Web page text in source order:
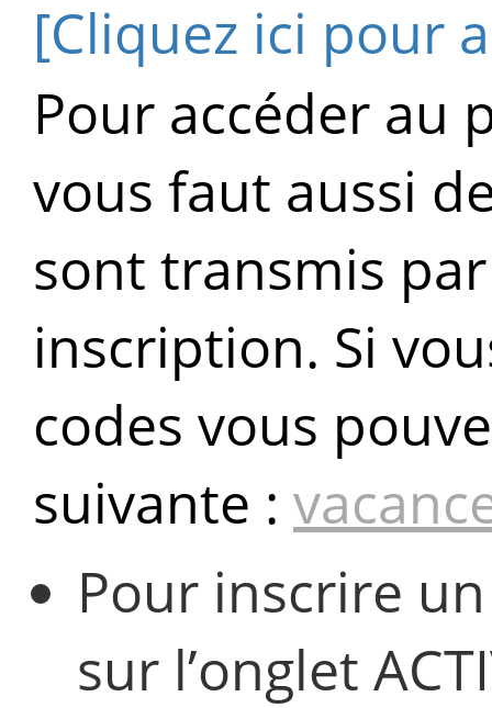
[Cliquez ici pour
Pour accéder au
vous faut aussi
sont transmis
inscription. Si
codes vous
suivante :
Pour inscrire
sur l’onglet